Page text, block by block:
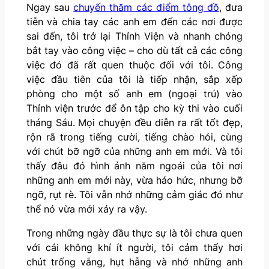
Ngay sauchuyến thăm các điểm tông đồ, đưa
tiễn và chia tay các anh em đến các nơi được
sai đến, tôi trở lại Thỉnh Viện và nhanh chóng
bắt tay vào công việc – cho dù tất cả các công
việc đó đã rất quen thuộc đối với tôi. Công
việc đầu tiên của tôi là tiếp nhận, sắp xếp
phòng cho một số anh em (ngoại trú) vào
Thỉnh viện trước để ôn tập cho kỳ thi vào cuối
tháng Sáu. Mọi chuyện đều diễn ra rất tốt đẹp,
rộn rã trong tiếng cười, tiếng chào hỏi, cùng
với chút bỡ ngỡ của những anh em mới. Và tôi
thấy đâu đó hình ảnh năm ngoái của tôi nơi
những anh em mới này, vừa háo hức, nhưng bỡ
ngỡ, rụt rè. Tôi vẫn nhớ những cảm giác đó như
thể nó vừa mới xảy ra vậy.
Trong những ngày đầu thực sự là tôi chưa quen
với cái không khí ít người, tôi cảm thấy hơi
chút trống vắng, hụt hẫng và nhớ những anh